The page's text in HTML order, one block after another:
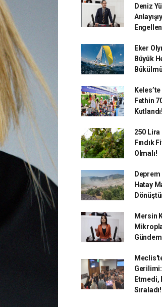
Deniz
Eker
Büyük
Fethin
Kutlandı!
250
Fındık
Olmalı!
Hatay
Mersin
Etmedi,
Sıraladı!